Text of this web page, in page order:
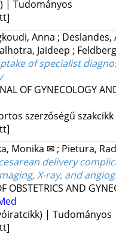
| Tudományos
Anna ;
Jaideep ;
of specialist
OF GYNECOLOGY
szerzőségű
Monika ✉; Pietura,
delivery
X-ray, and
OBSTETRICS AND
| Tudományos